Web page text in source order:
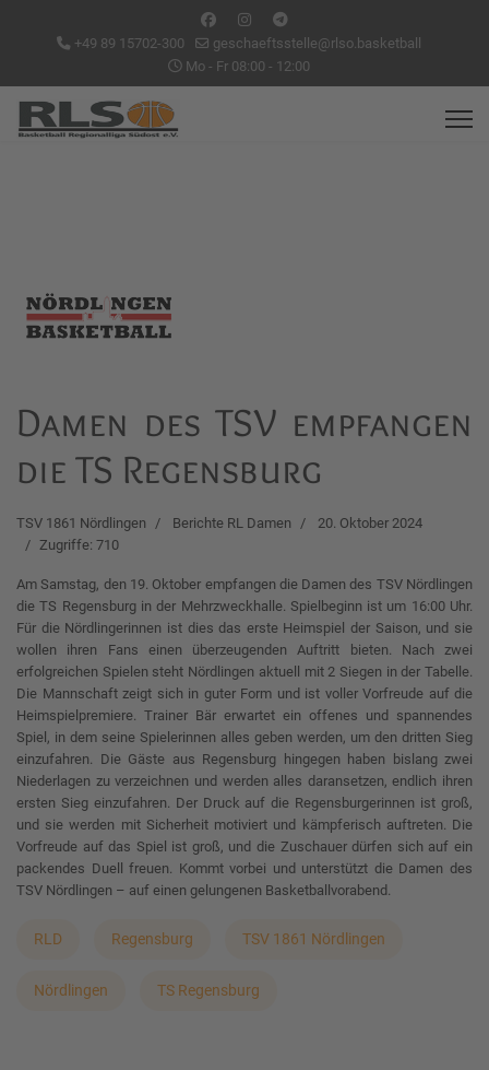
+49 89 15702-300
geschaeftsstelle@rlso.basketball
Mo - Fr 08:00 - 12:00
Damen des TSV empfangen
die TS Regensburg
TSV 1861 Nördlingen Berichte RL Damen
20. Oktober 2024
Zugriffe: 710
Am Samstag, den 19. Oktober empfangen die Damen des TSV Nördlingen
die TS Regensburg in der Mehrzweckhalle. Spielbeginn ist um 16:00 Uhr.
Für die Nördlingerinnen ist dies das erste Heimspiel der Saison, und sie
wollen ihren Fans einen überzeugenden Auftritt bieten. Nach zwei
erfolgreichen Spielen steht Nördlingen aktuell mit 2 Siegen in der Tabelle.
Die Mannschaft zeigt sich in guter Form und ist voller Vorfreude auf die
Heimspielpremiere. Trainer Bär erwartet ein offenes und spannendes
Spiel, in dem seine Spielerinnen alles geben werden, um den dritten Sieg
einzufahren. Die Gäste aus Regensburg hingegen haben bislang zwei
Niederlagen zu verzeichnen und werden alles daransetzen, endlich ihren
ersten Sieg einzufahren. Der Druck auf die Regensburgerinnen ist groß,
und sie werden mit Sicherheit motiviert und kämpferisch auftreten. Die
Vorfreude auf das Spiel ist groß, und die Zuschauer dürfen sich auf ein
packendes Duell freuen. Kommt vorbei und unterstützt die Damen des
TSV Nördlingen – auf einen gelungenen Basketballvorabend.
RLD Regensburg TSV 1861 Nördlingen
Nördlingen TS Regensburg